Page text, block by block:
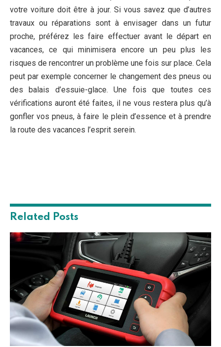
votre voiture doit être à jour. Si vous savez que d’autres
travaux ou réparations sont à envisager dans un futur
proche, préférez les faire effectuer avant le départ en
vacances, ce qui minimisera encore un peu plus les
risques de rencontrer un problème une fois sur place. Cela
peut par exemple concerner le changement des pneus ou
des balais d’essuie-glace. Une fois que toutes ces
vérifications auront été faites, il ne vous restera plus qu’à
gonfler vos pneus, à faire le plein d’essence et à prendre
la route des vacances l’esprit serein.
Related Posts